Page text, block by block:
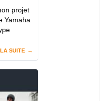
projet
Yamaha
SUITE